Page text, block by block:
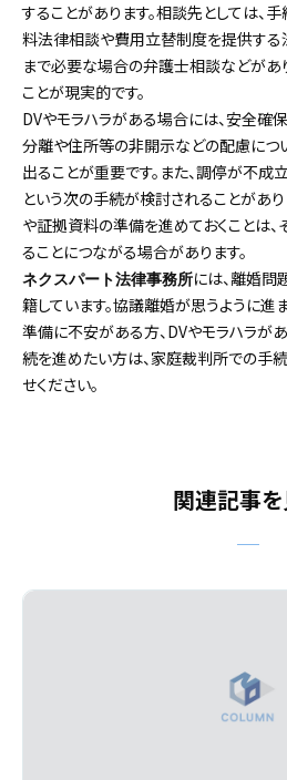
することがあります。相談先としては、
料法律相談や費用立替制度を提供する
まで必要な場合の弁護士相談などがあ
ことが現実的です。
DVやモラハラがある場合には、安全確
分離や住所等の非開示などの配慮につ
出ることが重要です。また、調停が不成
という次の手続が検討されることがあ
や証拠資料の準備を進めておくことは
ることにつながる場合があります。
ネクスパート法律事務所には、離婚
籍しています。協議離婚が思うように進
準備に不安がある方、DVやモラハラが
続を進めたい方は、家庭裁判所での手
せください。
関連記事